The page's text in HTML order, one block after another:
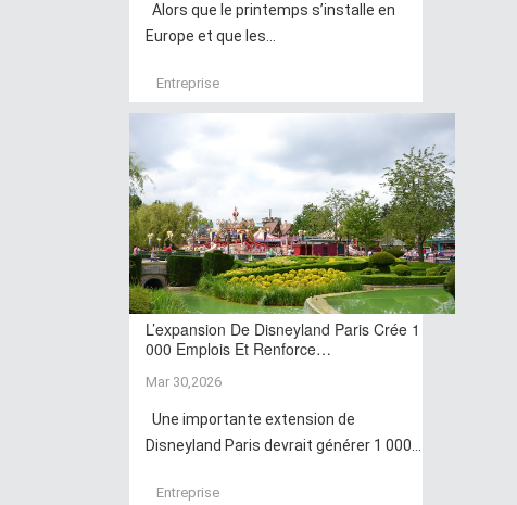
Alors que le printemps s’installe en
Europe et que les...
Entreprise
L’expansion De Disneyland Paris Crée 1
000 Emplois Et Renforce…
Mar 30,2026
Une importante extension de
Disneyland Paris devrait générer 1 000...
Entreprise